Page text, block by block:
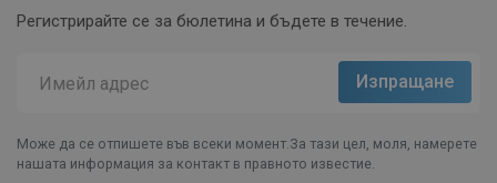
Регистрирайте се за бюлетина и бъдете в течение.
Може да се отпишете във всеки момент.За тази цел, моля, намерете
нашата информация за контакт в правното известие.